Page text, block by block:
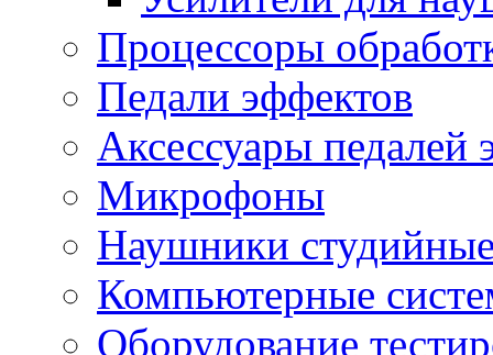
Процессоры
Педали эффектов
Аксессуары педалей
Микрофоны
Наушники
Компьютерные
Оборудование